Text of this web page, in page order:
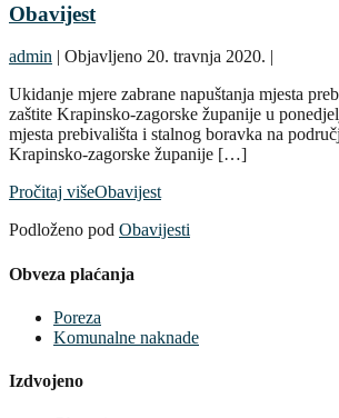
Obavijest
admin | Objavljeno 20. travnja 2020. |
Ukidanje mjere zabrane napuštanja mjesta
zaštite Krapinsko-zagorske županije u
mjesta prebivališta i stalnog boravka na
Krapinsko-zagorske županije […]
Pročitaj višeObavijest
Podloženo pod Obavijesti
Obveza plaćanja
Poreza
Komunalne naknade
Izdvojeno